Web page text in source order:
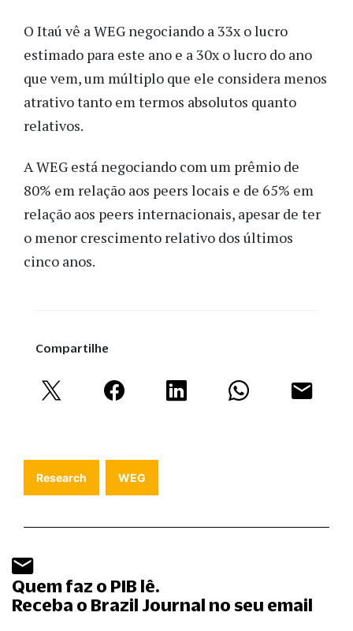
O Itaú vê a WEG negociando a 33x o lucro
estimado para este ano e a 30x o lucro do ano
que vem, um múltiplo que ele considera menos
atrativo tanto em termos absolutos quanto
relativos.
A WEG está negociando com um prêmio de
80% em relação aos peers locais e de 65% em
relação aos peers internacionais, apesar de ter
o menor crescimento relativo dos últimos
cinco anos.
Compartilhe
Research WEG
Quem faz o PIB lê.
Receba o Brazil Journal no seu email